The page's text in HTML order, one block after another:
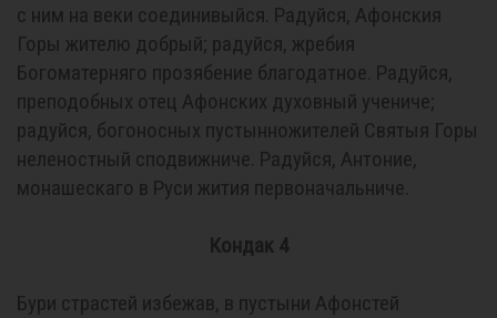
с ним на веки соединивыйся. Радуйся, Афонския
Горы жителю добрый; радуйся, жребия
Богоматерняго прозябение благодатное. Радуйся,
преподобных отец Афонских духовный учениче;
радуйся, богоносных пустынножителей Святыя Горы
неленостный сподвижниче. Радуйся, Антоние,
монашескаго в Руси жития первоначальниче.
Кондак 4
Бури страстей избежав, в пустыни Афонстей